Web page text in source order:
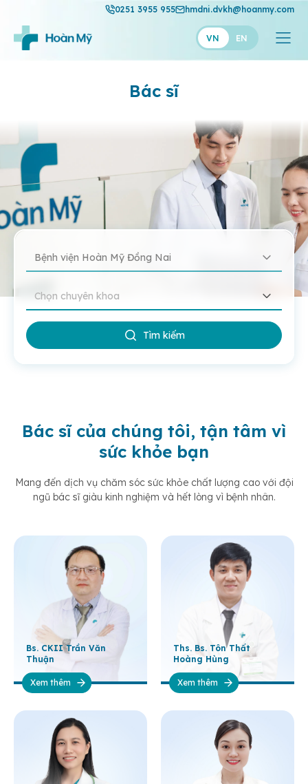
0251 3955 955 hmdni.dvkh@hoanmy.com
VN EN
Bác sĩ
Bệnh viện Hoàn Mỹ Đồng Nai
Chọn chuyên khoa
Tìm kiếm
Bác sĩ của chúng tôi, tận tâm vì
sức khỏe bạn
Mang đến dịch vụ chăm sóc sức khỏe chất lượng cao với đội
ngũ bác sĩ giàu kinh nghiệm và hết lòng vì bệnh nhân.
Bs. CKII Trần Văn
Thuận
Xem thêm
Ths. Bs. Tôn Thất
Hoàng Hùng
Xem thêm